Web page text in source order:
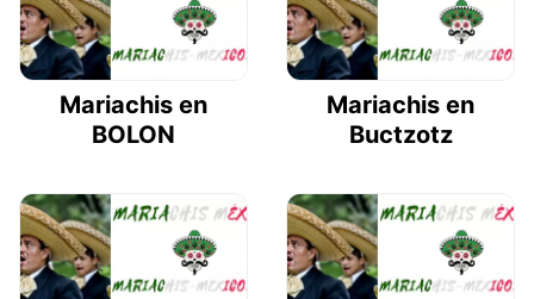
Mariachis en
BOLON
Mariachis en
Buctzotz